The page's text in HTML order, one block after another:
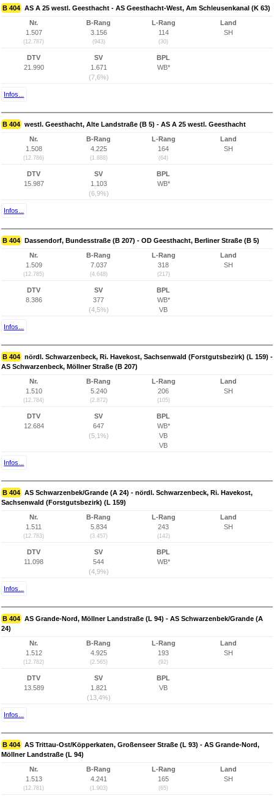
B 404 AS A 25 westl. Geesthacht - AS Geesthacht-West, Am Schleusenkanal (K 63)
Nr.
1.507
(12.787)
B-Rang
3.156
(943)
L-Rang
114
(30)
Land
SH
DTV
21.990
SV
1.671
(7,6%)
BPL
WB*
Infos...
B 404 westl. Geesthacht, Alte Landstraße (B 5) - AS A 25 westl. Geesthacht
Nr.
1.508
(12.786)
B-Rang
4.225
(1.888)
L-Rang
164
(64)
Land
SH
DTV
15.987
SV
1.103
(6,9%)
BPL
WB*
Infos...
B 404 Dassendorf, Bundesstraße (B 207) - OD Geesthacht, Berliner Straße (B 5)
Nr.
1.509
(12.785)
B-Rang
7.037
(4.648)
L-Rang
318
(217)
Land
SH
DTV
8.386
SV
377
(4,5%)
BPL
WB*
VB
Infos...
B 404 nördl. Schwarzenbeck, Ri. Havekost, Sachsenwald (Forstgutsbezirk) (L 159) -
AS Schwarzenbeck, Möllner Straße (B 207)
Nr.
1.510
(12.784)
B-Rang
5.240
(2.872)
L-Rang
206
(105)
Land
SH
DTV
12.684
SV
647
(5,1%)
BPL
WB*
VB
VB
Infos...
B 404 AS Schwarzenbek/Grande (A 24) - nördl. Schwarzenbeck, Ri. Havekost,
Sachsenwald (Forstgutsbezirk) (L 159)
Nr.
1.511
(12.783)
B-Rang
5.834
(3.457)
L-Rang
243
(142)
Land
SH
DTV
11.098
SV
544
(4,9%)
BPL
WB*
Infos...
B 404 AS Grande-Nord, Möllner Landstraße (L 94) - AS Schwarzenbek/Grande (A
24)
Nr.
1.512
(12.782)
B-Rang
4.925
(2.565)
L-Rang
193
(92)
Land
SH
DTV
13.589
SV
1.821
(13,4%)
BPL
VB
Infos...
B 404 AS Trittau-Ost/Köpperkaten, Großenseer Straße (L 93) - AS Grande-Nord,
Möllner Landstraße (L 94)
Nr.
1.513
(12.781)
B-Rang
4.241
(1.903)
L-Rang
165
(65)
Land
SH